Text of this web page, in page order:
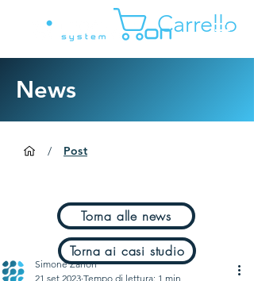
Carrello
News
/ Post
Torna alle news
Simone Zanon
21 set 2023 Tempo di lettura: 1 min
Torna ai casi studio